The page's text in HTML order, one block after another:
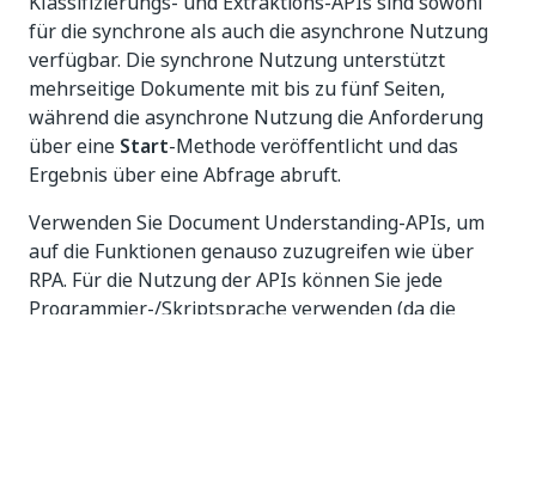
für die synchrone als auch die asynchrone Nutzung
verfügbar. Die synchrone Nutzung unterstützt
mehrseitige Dokumente mit bis zu fünf Seiten,
während die asynchrone Nutzung die Anforderung
über eine Start-Methode veröffentlicht und das
Ergebnis über eine Abfrage abruft.
Verwenden Sie Document Understanding-APIs, um
auf die Funktionen genauso zuzugreifen wie über
RPA. Für die Nutzung der APIs können Sie jede
Programmier-/Skriptsprache verwenden (da die